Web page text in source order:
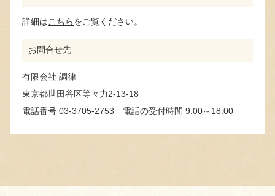
詳細はこちらをご覧ください。
お問合せ先
有限会社 調律
東京都世田谷区等々力2-13-18
電話番号 03-3705-2753 電話の受付時間 9:00～18:00